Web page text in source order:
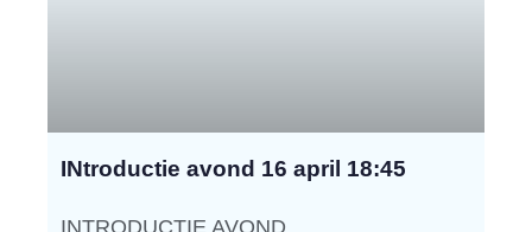
INtroductie avond 16 april 18:45
INTRODUCTIE AVOND